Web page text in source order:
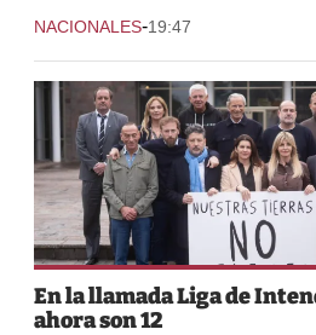
NACIONALES-19:47
En la llamada Liga de
ahora son 12